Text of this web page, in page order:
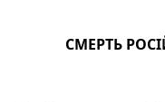
СМЕРТЬ